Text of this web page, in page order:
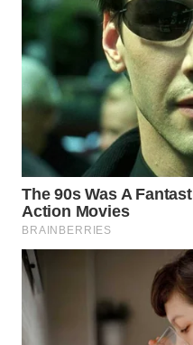
WN
SEMARANG
WN
SOLO
WN
BOROBUDUR
WN
MADURA
SURABAYA